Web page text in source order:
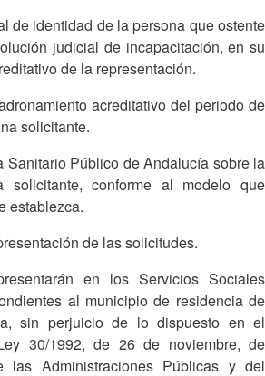
de identidad de la persona que ostente
judicial de incapacitación, en su
de la representación.
acreditativo del periodo de
solicitante.
Sanitario Público de Andalucía sobre la
conforme al modelo que
establezca.
de las solicitudes.
en los Servicios Sociales
al municipio de residencia de
sin perjuicio de lo dispuesto en el
30/1992, de 26 de noviembre, de
las Administraciones Públicas y del